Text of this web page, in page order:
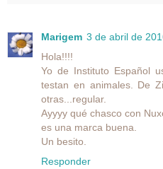
Marigem 3 de abril de
Hola!!!!
Yo de Instituto Español
testan en animales. De
otras...regular.
Ayyyy qué chasco con
es una marca buena.
Un besito.
Responder